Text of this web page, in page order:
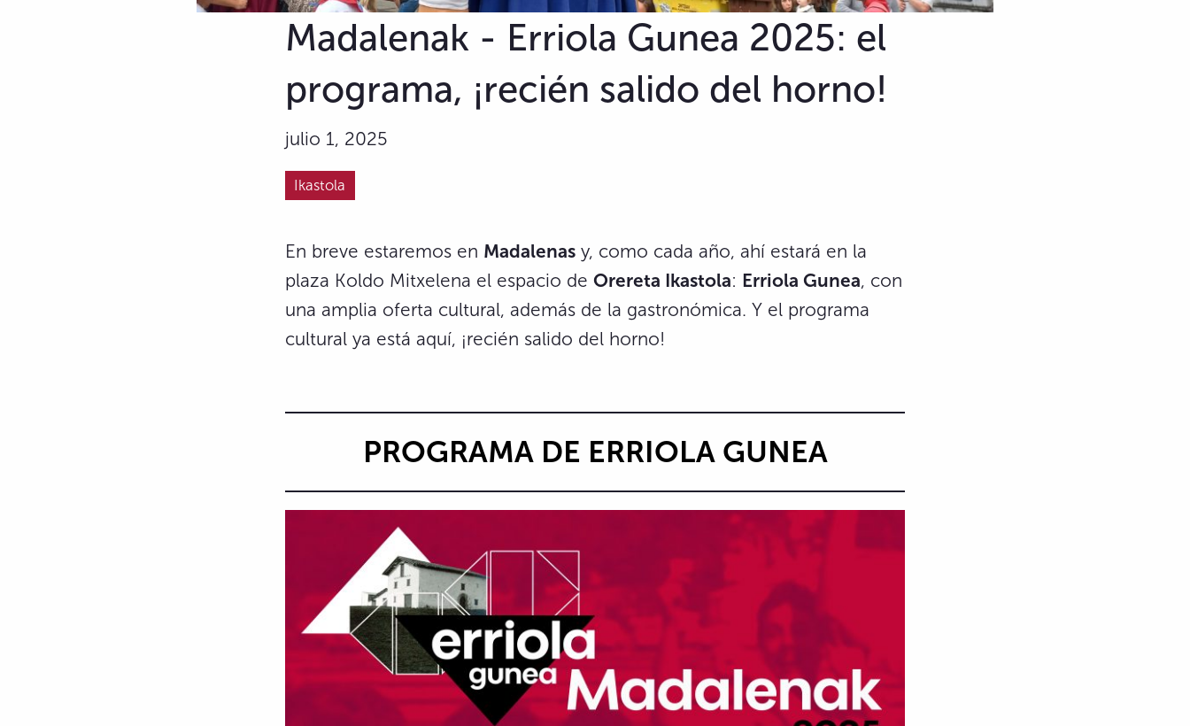
Madalenak - Erriola Gunea 2025: el
programa, ¡recién salido del horno!
julio 1, 2025
Ikastola
En breve estaremos en Madalenas y, como cada año, ahí estará en la
plaza Koldo Mitxelena el espacio de Orereta Ikastola: Erriola Gunea, con
una amplia oferta cultural, además de la gastronómica. Y el programa
cultural ya está aquí, ¡recién salido del horno!
PROGRAMA DE ERRIOLA GUNEA